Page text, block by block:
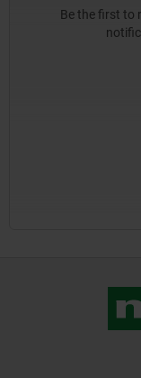
Be the first to